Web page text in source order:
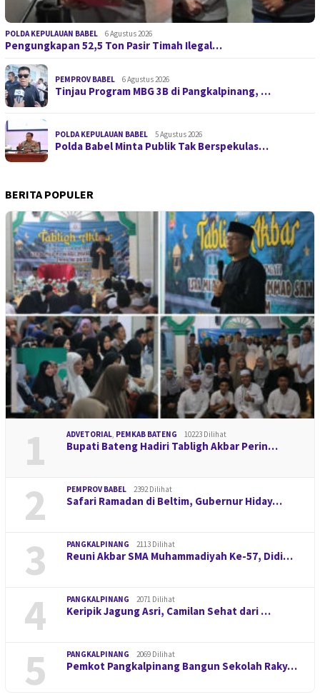
POLDA KEPULAUAN BABEL 6 Agustus 2026
Pengungkapan 52,5 Ton Pasir Timah Ilegal…
PEMPROV BABEL 6 Agustus 2026
Tinjau Program MBG 3B di Pangkalpinang, …
POLDA KEPULAUAN BABEL 5 Agustus 2026
Polda Babel Minta Publik Tak Berspekulas…
BERITA POPULER
1 ADVETORIAL PEMKAB BATENG 10223 Dilihat
Bupati Bateng Hadiri Tabligh Akbar Perin…
2 PEMPROV BABEL 2392 Dilihat
Safari Ramadan di Beltim, Gubernur Hiday…
3 PANGKALPINANG 2113 Dilihat
Reuni Akbar SMA Muhammadiyah Ke-57, Didi…
4 PANGKALPINANG 2071 Dilihat
Keripik Jagung Asri, Camilan Sehat dari …
5 PANGKALPINANG 2069 Dilihat
Pemkot Pangkalpinang Bangun Sekolah Raky…